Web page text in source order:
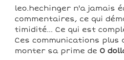
leo.hechinger n'a jamais
commentaires, ce qui
timidité... Ce qui est
Ces communications
monter sa prime de 0